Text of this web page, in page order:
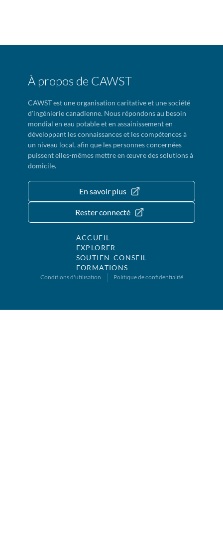
À propos de CAWST
CAWST est une organisation caritative et une société
d'ingénierie canadienne. Nous répondons au besoin
mondial en eau potable et en assainissement en
développant les connaissances et les compétences à
un niveau local, afin que les personnes concernées
puissent elles-mêmes mettre en œuvre des solutions à
domicile.
En savoir plus
Rester connecté
ACCUEIL
EXPLORER
SOUTIEN-CONSEIL
FORMATIONS
Conditions d'utilisation Politique de confidentialité